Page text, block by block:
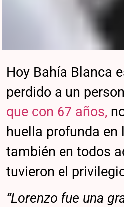
Hoy Bahía Blanca
perdido a un
que con 67 años,
huella profunda en
también en todos
tuvieron el
“Lorenzo fue una